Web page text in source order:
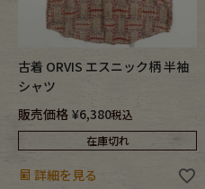
古着 ORVIS エスニック柄 半袖
シャツ
販売価格 ¥6,380税込
在庫切れ
詳細を見る